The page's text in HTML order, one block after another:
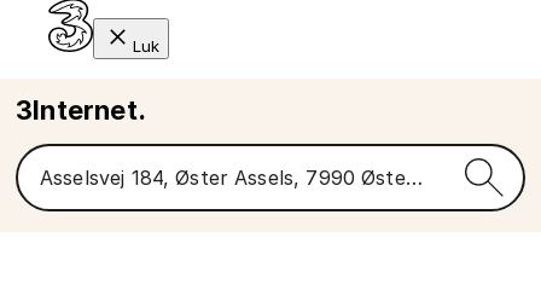
Luk
3Internet.